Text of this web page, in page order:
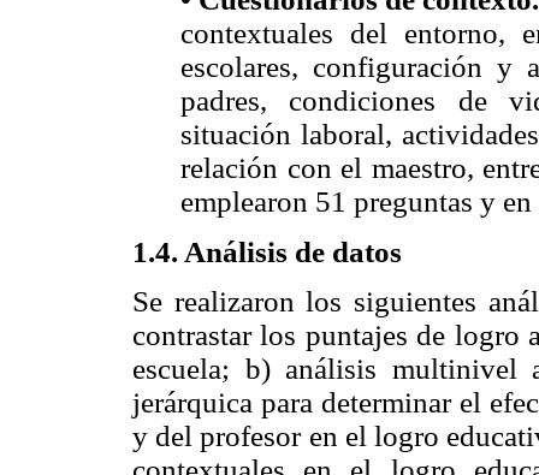
contextuales del entorno,
escolares, configuración y
padres, condiciones de
situación laboral,
relación con el maestro,
emplearon 51 preguntas y
1.4. Análisis de datos
Se realizaron los siguientes
contrastar los puntajes de logro
escuela; b) análisis multinivel
jerárquica para determinar el
y del profesor en el logro